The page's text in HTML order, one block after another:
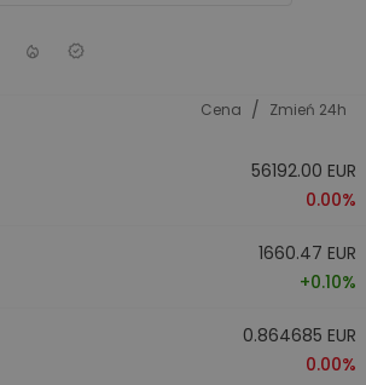
Cena / Zmień 24h
56192.00 EUR
0.00%
1660.47 EUR
+0.10%
0.864685 EUR
0.00%